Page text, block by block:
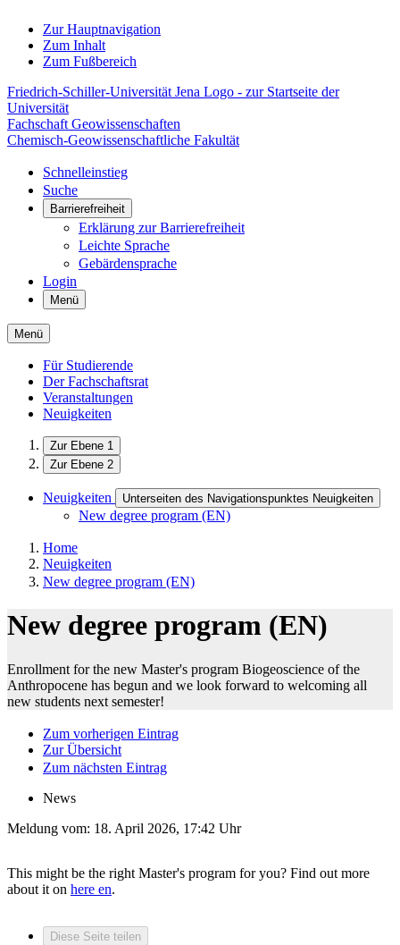
Zur Hauptnavigation
Zum Inhalt
Zum Fußbereich
Friedrich-Schiller-Universität Jena Logo - zur Startseite der
Universität
Fachschaft Geowissenschaften
Chemisch-Geowissenschaftliche Fakultät
Schnelleinstieg
Suche
Barrierefreiheit
Erklärung zur Barrierefreiheit
Leichte Sprache
Gebärdensprache
Login
Menü
Menü
Für Studierende
Der Fachschaftsrat
Veranstaltungen
Neuigkeiten
Zur Ebene 1
Zur Ebene 2
Neuigkeiten Unterseiten des Navigationspunktes Neuigkeiten
New degree program (EN)
Home
Neuigkeiten
New degree program (EN)
New degree program (EN)
Enrollment for the new Master's program Biogeoscience of the
Anthropocene has begun and we look forward to welcoming all
new students next semester!
Zum vorherigen Eintrag
Zur Übersicht
Zum nächsten Eintrag
News
Meldung vom: 18. April 2026, 17:42 Uhr
This might be the right Master's program for you? Find out more
about it on here en.
Diese Seite teilen